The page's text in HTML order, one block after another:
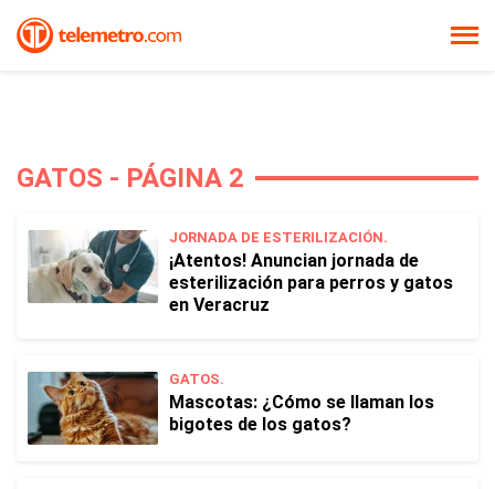
GATOS - PÁGINA 2
JORNADA DE ESTERILIZACIÓN.
¡Atentos! Anuncian jornada de
esterilización para perros y gatos
en Veracruz
GATOS.
Mascotas: ¿Cómo se llaman los
bigotes de los gatos?